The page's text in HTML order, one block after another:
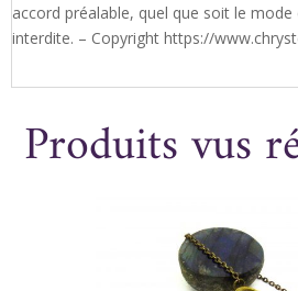
accord préalable, quel que soit le
interdite. – Copyright https://
Produits vus